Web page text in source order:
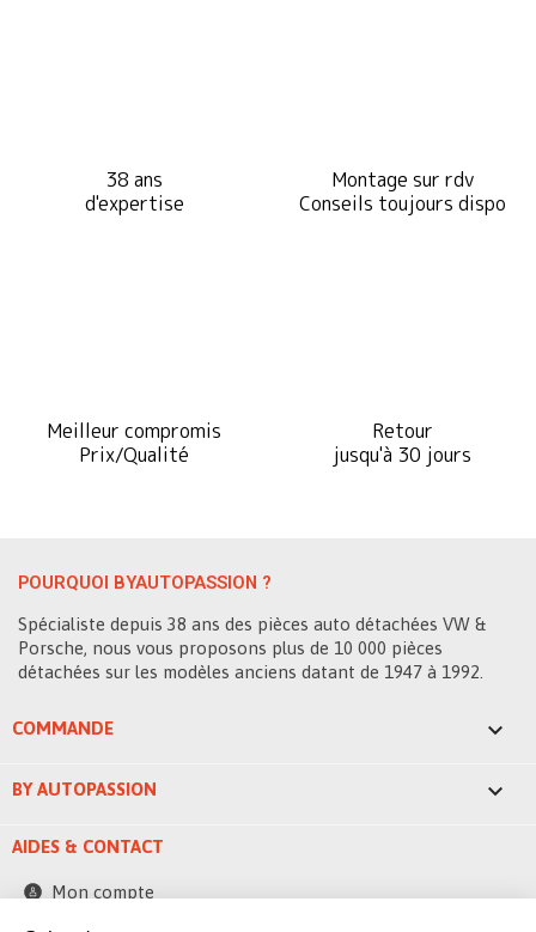
38 ans
d'expertise
Montage sur rdv
Conseils toujours dispo
Meilleur compromis
Prix/Qualité
Retour
jusqu'à 30 jours
POURQUOI BYAUTOPASSION ?
Spécialiste depuis 38 ans des pièces auto détachées VW &
Porsche, nous vous proposons plus de 10 000 pièces
détachées sur les modèles anciens datant de 1947 à 1992.
COMMANDE 
BY AUTOPASSION 
AIDES & CONTACT
Mon compte